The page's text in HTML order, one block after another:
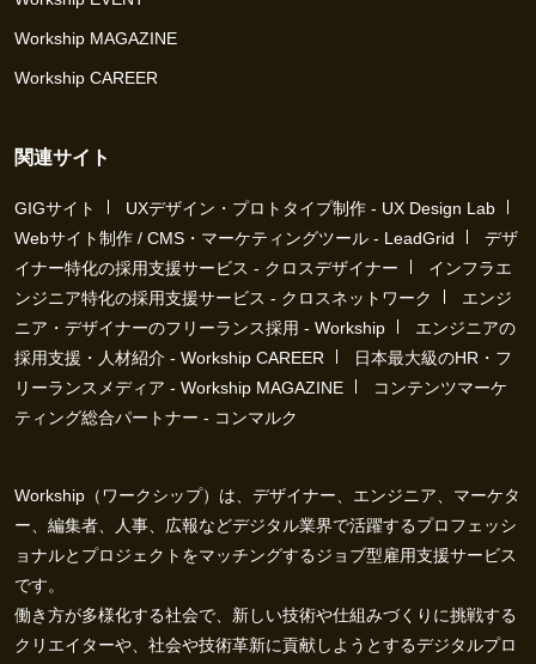
Workship MAGAZINE
Workship CAREER
関連サイト
GIGサイト
UXデザイン・プロトタイプ制作 - UX Design Lab
Webサイト制作 / CMS・マーケティングツール - LeadGrid
デザ
イナー特化の採用支援サービス - クロスデザイナー
インフラエ
ンジニア特化の採用支援サービス - クロスネットワーク
エンジ
ニア・デザイナーのフリーランス採用 - Workship
エンジニアの
採用支援・人材紹介 - Workship CAREER
日本最大級のHR・フ
リーランスメディア - Workship MAGAZINE
コンテンツマーケ
ティング総合パートナー - コンマルク
Workship（ワークシップ）は、デザイナー、エンジニア、マーケタ
ー、編集者、人事、広報などデジタル業界で活躍するプロフェッシ
ョナルとプロジェクトをマッチングするジョブ型雇用支援サービス
です。
働き方が多様化する社会で、新しい技術や仕組みづくりに挑戦する
クリエイターや、社会や技術革新に貢献しようとするデジタルプロ